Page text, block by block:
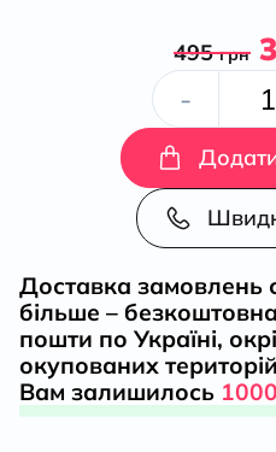
495грн
-
зі
Доставка замовлень
більше –
пошти по Україні,
окупованих
Вам залишилось